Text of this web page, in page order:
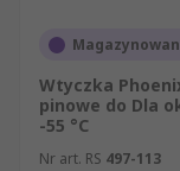
Wtyczka
pinowe do Dla
-55 °C
Nr art. RS 497-113